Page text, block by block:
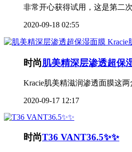
非常开心获得试用，这是第二
2020-09-18 02:55
时尚肌美精深层渗透超保
Kracie肌美精滋润渗透面膜这
2020-09-17 12:17
时尚T36 VANT36.5✨✨